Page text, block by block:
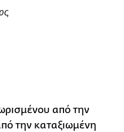
από την
την καταξιωμένη